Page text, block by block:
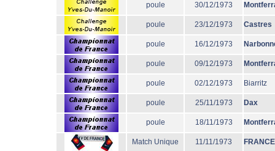
poule 30/12/1973
poule 23/12/1973 Castres
poule 16/12/1973
poule 09/12/1973
poule 02/12/1973 Biarritz
poule 25/11/1973 Dax
poule 18/11/1973
Match Unique 11/11/1973 FRANCE